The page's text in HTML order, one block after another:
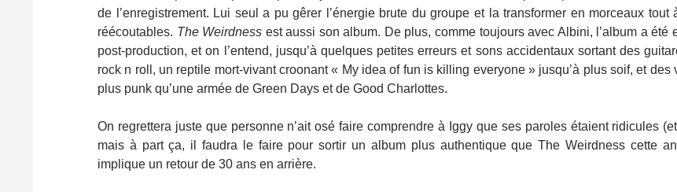
de l’enregistrement. Lui seul a pu gêrer l’énergie brute du groupe et la transformer en morceaux tout
réécoutables. The Weirdness est aussi son album. De plus, comme toujours avec Albini, l’album a été
post-production, et on l’entend, jusqu’à quelques petites erreurs et sons accidentaux sortant des
rock n roll, un reptile mort-vivant croonant « My idea of fun is killing everyone » jusqu’à plus soif, et des
plus punk qu’une armée de Green Days et de Good Charlottes.
On regrettera juste que personne n’ait osé faire comprendre à Iggy que ses paroles étaient ridicules
mais à part ça, il faudra le faire pour sortir un album plus authentique que The Weirdness cette
implique un retour de 30 ans en arrière.